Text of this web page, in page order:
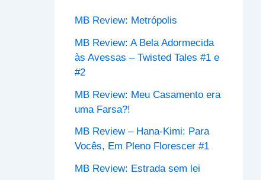
o
:
MB Review: Metrópolis
MB Review: A Bela Adormecida
às Avessas – Twisted Tales #1 e
#2
MB Review: Meu Casamento era
uma Farsa?!
MB Review – Hana-Kimi: Para
Vocês, Em Pleno Florescer #1
MB Review: Estrada sem lei